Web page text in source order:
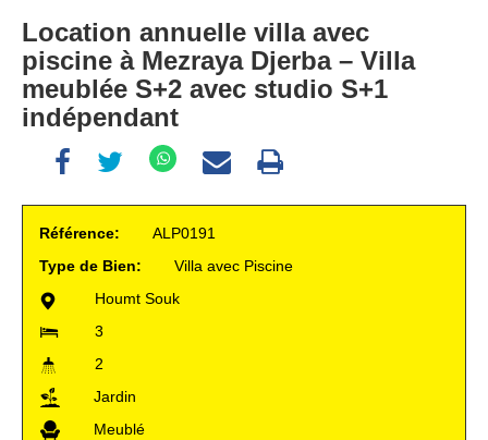
Location annuelle villa avec
piscine à Mezraya Djerba – Villa
meublée S+2 avec studio S+1
indépendant
Référence:
ALP0191
Type de Bien:
Villa avec Piscine
Houmt Souk
3
2
Jardin
Meublé